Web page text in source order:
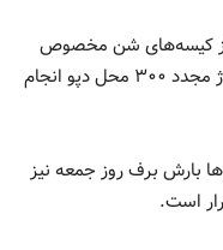
از کیسه‌های شن مخصوص
در سازه‌ها و مخازن زرد رنگ، عملیات شارژ مجدد ۳۰۰ محل دپو انجام
بارش برف روز جمعه نیز
است.